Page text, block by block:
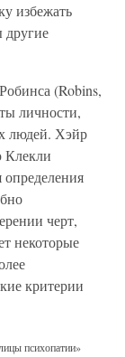
избежать
другие
(Robins,
личности,
людей. Хэйр
Клекли
черт,
некоторые
критерии
психопатии»